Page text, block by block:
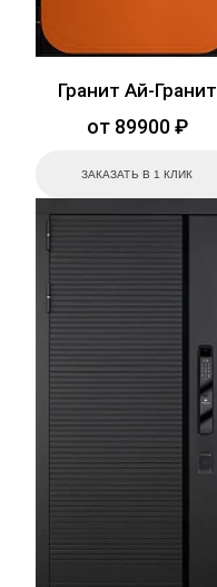
Гранит Ай-Гранит
от 89900 ₽
ЗАКАЗАТЬ В 1 КЛИК